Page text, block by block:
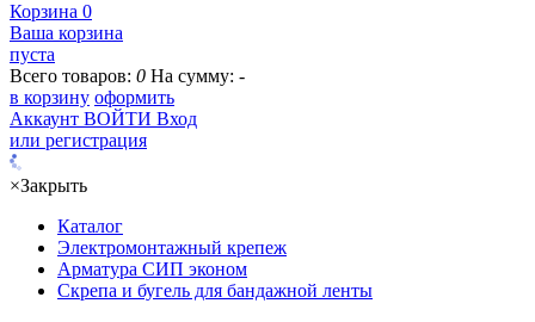
Корзина 0
Ваша корзина
пуста
Всего товаров: 0 На сумму: -
в корзину оформить
Аккаунт ВОЙТИ Вход
или регистрация
×Закрыть
Каталог
Электромонтажный крепеж
Арматура СИП эконом
Скрепа и бугель для бандажной ленты